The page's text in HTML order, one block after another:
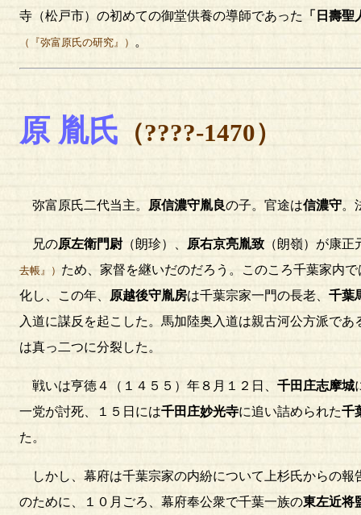
寺（松戸市）の初めての御堂供養の導師であった
「日壽聖
（『弥富原氏の研究』） 。
原 胤氏 （????-1470）
弥富原氏二代当主。 原信濃守胤良の子。官途は信濃守。
兄の原左衛門尉 （朗珍）、 原右京亮胤致 （朗嶺）が康
去帳』） ため、家督を継いだのだろう。このころ千葉家内
化し、この年、
原越後守胤房は千葉宗家一門の長老、 千葉
入道に謀反を起こした。馬加陸奥入道は親古河公方派で
は真っ二つに分裂した。
戦いは亨徳４（１４５５）年８月１２日、 千田庄志摩城
一党が討死、１５日には千田庄妙光寺に追い詰められた千
た。
しかし、幕府は千葉宗家の内紛について上杉氏からの
のために、１０月ごろ、幕府奉公衆で千葉一族の東左近将